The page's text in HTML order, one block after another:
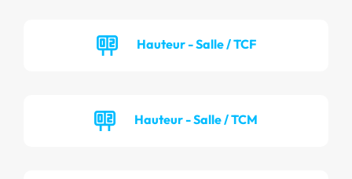
Hauteur - Salle / TCF
Hauteur - Salle / TCM